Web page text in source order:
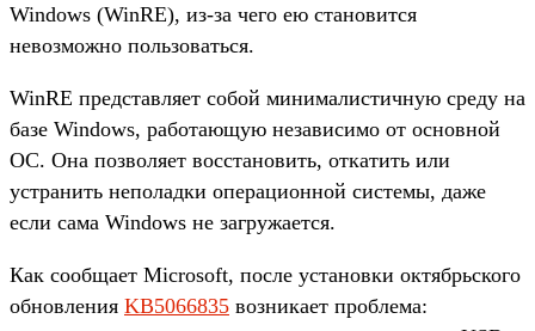
Windows (WinRE), из-за чего ею становится
невозможно пользоваться.
WinRE представляет собой минималистичную среду на
базе Windows, работающую независимо от основной
ОС. Она позволяет восстановить, откатить или
устранить неполадки операционной системы, даже
если сама Windows не загружается.
Как сообщает Microsoft, после установки октябрьского
обновления KB5066835 возникает проблема: